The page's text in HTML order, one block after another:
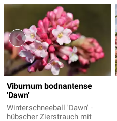
Viburnum bodnantense
'Dawn'
Winterschneeball 'Dawn' -
hübscher Zierstrauch mit